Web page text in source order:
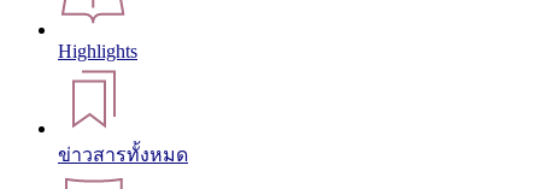
Highlights
ข่าวสารทั้งหมด